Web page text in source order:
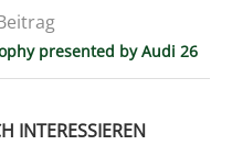
presented by Audi 26
INTERESSIEREN